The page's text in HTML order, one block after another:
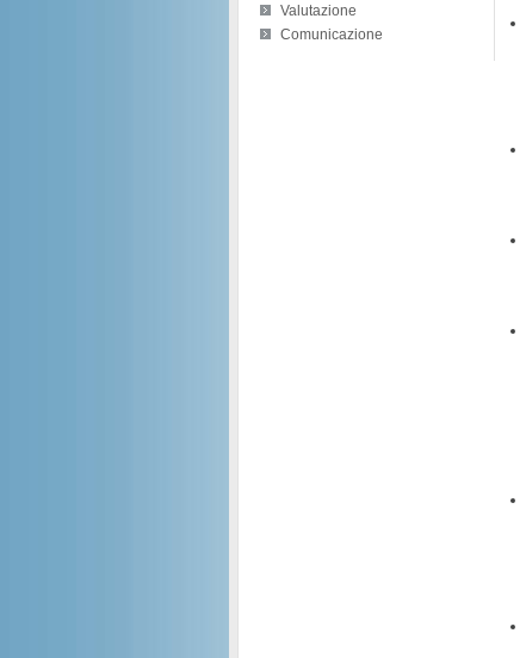
Valutazione
Comunicazione